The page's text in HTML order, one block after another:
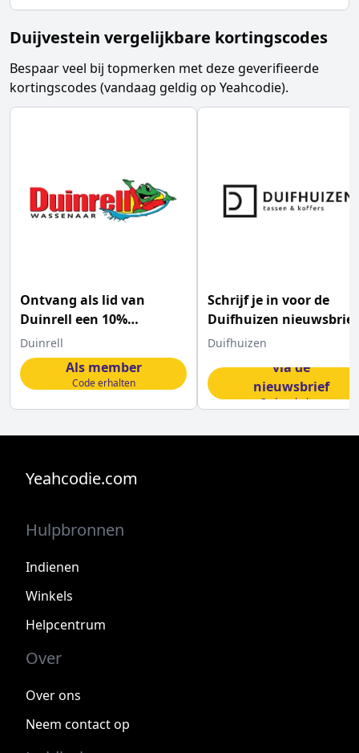
Duijvestein vergelijkbare kortingscodes
Bespaar veel bij topmerken met deze geverifieerde
kortingscodes (vandaag geldig op Yeahcodie).
Ontvang als lid van
Duinrell een 10%
kortingscode
Duinrell
Als member
Code erhalten
Schrijf je in voor de
Duifhuizen nieuwsbrief
en scoor een €5
Duifhuizen
via de
nieuwsbrief
Code erhalten
Yeahcodie.com
Hulpbronnen
Indienen
Winkels
Helpcentrum
Over
Over ons
Neem contact op